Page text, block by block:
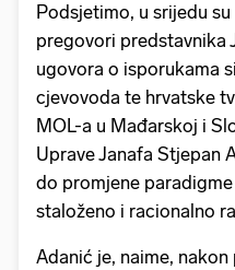
Podsjetimo, u srijedu
pregovori predstavnika
ugovora o isporukama
cjevovoda te hrvatske
MOL-a u Mađarskoj i
Uprave Janafa Stjepan
do promjene
staloženo i
Adanić je, naime,